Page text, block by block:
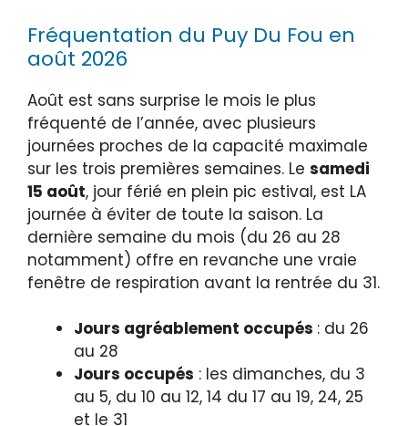
Fréquentation du Puy Du Fou en
août 2026
Août est sans surprise le mois le plus
fréquenté de l’année, avec plusieurs
journées proches de la capacité maximale
sur les trois premières semaines. Le samedi
15 août, jour férié en plein pic estival, est LA
journée à éviter de toute la saison. La
dernière semaine du mois (du 26 au 28
notamment) offre en revanche une vraie
fenêtre de respiration avant la rentrée du 31.
Jours agréablement occupés : du 26
au 28
Jours occupés : les dimanches, du 3
au 5, du 10 au 12, 14 du 17 au 19, 24, 25
et le 31